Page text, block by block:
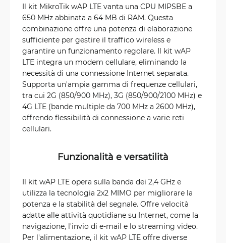
Il kit MikroTik wAP LTE vanta una CPU MIPSBE a
650 MHz abbinata a 64 MB di RAM. Questa
combinazione offre una potenza di elaborazione
sufficiente per gestire il traffico wireless e
garantire un funzionamento regolare. Il kit wAP
LTE integra un modem cellulare, eliminando la
necessità di una connessione Internet separata.
Supporta un'ampia gamma di frequenze cellulari,
tra cui 2G (850/900 MHz), 3G (850/900/2100 MHz) e
4G LTE (bande multiple da 700 MHz a 2600 MHz),
offrendo flessibilità di connessione a varie reti
cellulari.
Funzionalità e versatilità
Il kit wAP LTE opera sulla banda dei 2,4 GHz e
utilizza la tecnologia 2x2 MIMO per migliorare la
potenza e la stabilità del segnale. Offre velocità
adatte alle attività quotidiane su Internet, come la
navigazione, l'invio di e-mail e lo streaming video.
Per l'alimentazione, il kit wAP LTE offre diverse